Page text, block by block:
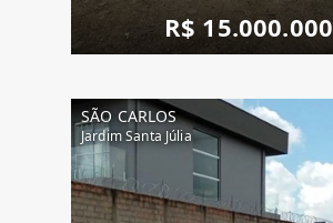
R$ 15.000.000
SÃO CARLOS
Jardim Santa Júlia